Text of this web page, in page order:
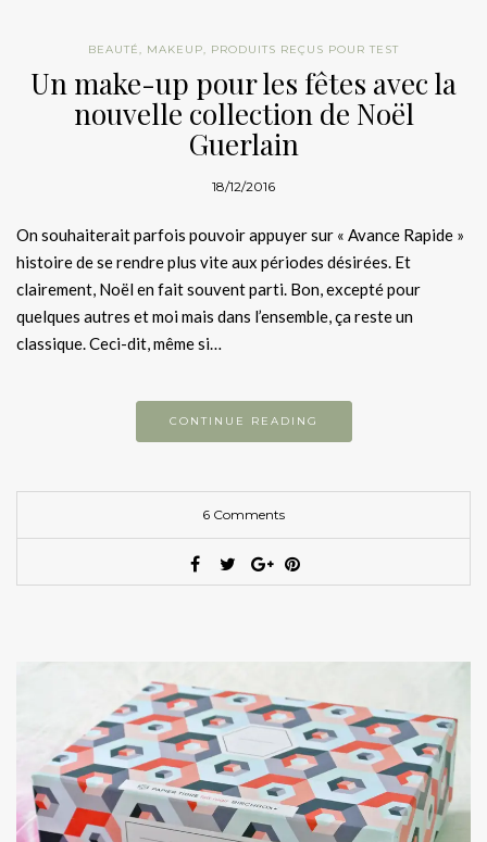
BEAUTÉ, MAKEUP, PRODUITS REÇUS POUR TEST
Un make-up pour les fêtes avec la
nouvelle collection de Noël
Guerlain
18/12/2016
On souhaiterait parfois pouvoir appuyer sur « Avance Rapide »
histoire de se rendre plus vite aux périodes désirées. Et
clairement, Noël en fait souvent parti. Bon, excepté pour
quelques autres et moi mais dans l’ensemble, ça reste un
classique. Ceci-dit, même si…
CONTINUE READING
6 Comments